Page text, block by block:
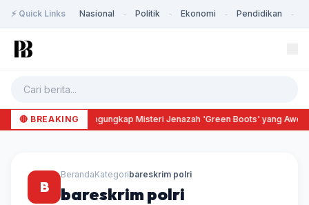
⚡ Quick Links Nasional - Politik - Ekonomi - Pendidikan -
🔴 BREAKING Mengungkap Misteri Jenazah 'Green Boots' yang Awet
B
BerandaKategoribareskrim polri
bareskrim polri